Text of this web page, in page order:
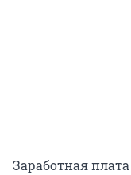
Заработная